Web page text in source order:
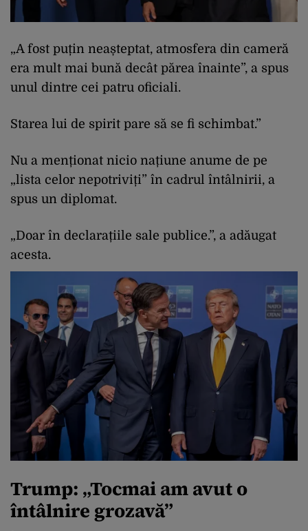
„A fost puțin neașteptat, atmosfera din cameră
era mult mai bună decât părea înainte”, a spus
unul dintre cei patru oficiali.
Starea lui de spirit pare să se fi schimbat.”
Nu a menționat nicio națiune anume de pe
„lista celor nepotriviți” în cadrul întâlnirii, a
spus un diplomat.
„Doar în declarațiile sale publice.”, a adăugat
acesta.
Trump: „Tocmai am avut o
întâlnire grozavă”